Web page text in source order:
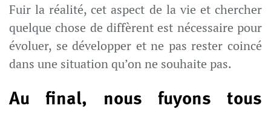
Fuir la réalité, cet aspect de la vie et chercher
quelque chose de diffèrent est nécessaire pour
évoluer, se développer et ne pas rester coincé
dans une situation qu’on ne souhaite pas.
Au final, nous fuyons tous